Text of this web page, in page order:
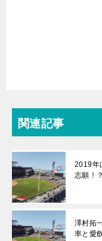
関連記事
2019年
志願！
澤村拓
率と愛